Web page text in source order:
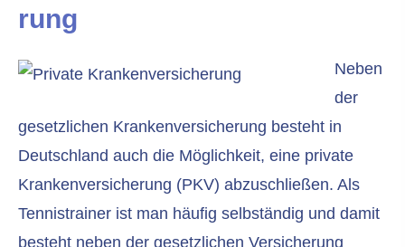
rung
Neben
der
gesetzlichen Kranken­ver­si­che­rung besteht in
Deutschland auch die Möglichkeit, eine private
Kranken­ver­si­che­rung (PKV) abzuschließen. Als
Tennistrainer ist man häufig selbständig und damit
besteht neben der gesetzlichen Versicherung